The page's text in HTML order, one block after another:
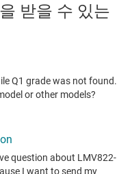
받을 수 있는